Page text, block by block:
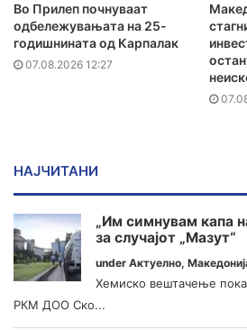
Во Прилеп почнуваат
одбележувањата на 25-
годишнината од Карпалак
07.08.2026 12:27
НАЈЧИТАНИ
„Им симнувам капа
за случајот „Мазут“
under Актуелно,
Хемиско вештачење
РКМ ДОО Ско...